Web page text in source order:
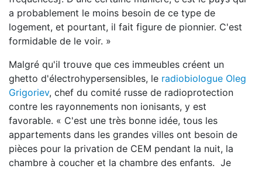
a probablement le moins besoin de ce type de
logement, et pourtant, il fait figure de pionnier. C'est
formidable de le voir. »
Malgré qu'il trouve que ces immeubles créent un
ghetto d'électrohypersensibles, le radiobiologue Oleg
Grigoriev, chef du comité russe de radioprotection
contre les rayonnements non ionisants, y est
favorable. « C'est une très bonne idée, tous les
appartements dans les grandes villes ont besoin de
pièces pour la privation de CEM pendant la nuit, la
chambre à coucher et la chambre des enfants. Je